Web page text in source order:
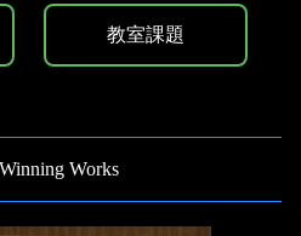
教室課題
Works